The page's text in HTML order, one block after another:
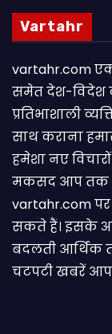
Vartahr
vartahr.com
समेत देश-विदेश
प्रतिभाशाली
साथ कराना
हमेशा नए
मकसद आप तक
vartahr.com
सकते हैं। इसके
बदलती आर्थिक
चटपटी खबरें